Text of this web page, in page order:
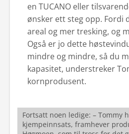
en TUCANO eller
ønsker ett steg opp. Fordi
areal og mer tresking, og
Også er jo dette
mindre og mindre, så du
kapasitet, understreker
kornprodusent.
Fortsatt noen ledige: – Tommy
kjempeinnsats, framhever